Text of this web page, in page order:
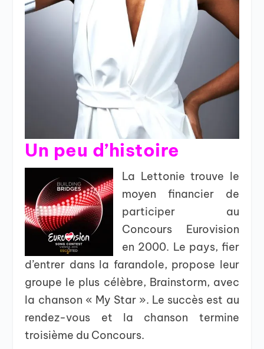
Un peu d’histoire
La Lettonie trouve le
moyen financier de
participer au
Concours Eurovision
en 2000. Le pays, fier
d’entrer dans la farandole, propose leur
groupe le plus célèbre, Brainstorm, avec
la chanson « My Star ». Le succès est au
rendez-vous et la chanson termine
troisième du Concours.